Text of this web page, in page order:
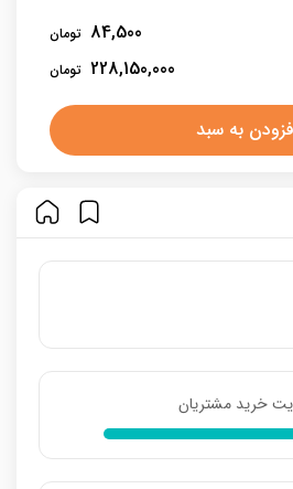
84,500
228,150,000
به سبد
خرید مشتریان